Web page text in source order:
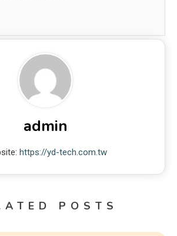
admin
https://yd-tech.com.tw
POSTS